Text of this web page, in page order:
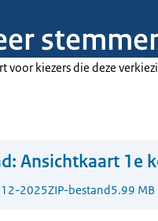
voor kiezers die deze
Ansichtkaart 1e
2025ZIP-bestand5.99 MB